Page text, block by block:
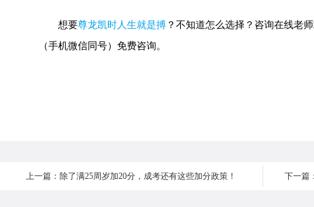
想要尊龙凯时人生就是搏 ？不知道怎么选择？咨询在线老
（手机微信同号）免费咨询。
上一篇：除了满25周岁加20分，成考还有这些加分政策！